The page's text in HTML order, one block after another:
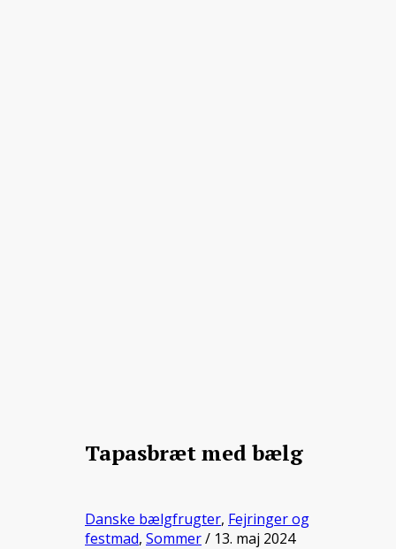
Tapasbræt med bælg
Danske bælgfrugter, Fejringer og
festmad, Sommer/ 13. maj 2024